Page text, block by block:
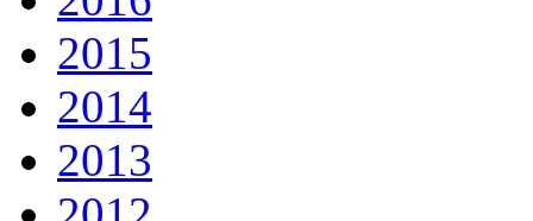
2015
2014
2013